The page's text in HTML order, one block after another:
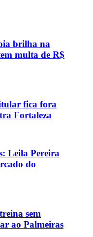
brilha na
multa de R$
fica fora
Fortaleza
Leila Pereira
do
sem
ao Palmeiras